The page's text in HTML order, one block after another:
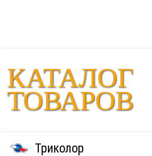
КАТАЛОГ
ТОВАРОВ
Триколор